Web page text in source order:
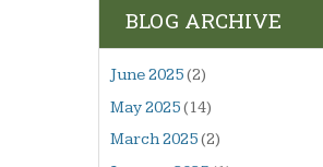
BLOG ARCHIVE
June 2025(2)
May 2025(14)
March 2025(2)